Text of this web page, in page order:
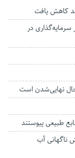
پیگیر سرمایه‌گذاری در
نهایی‌شدن است
ناگهانی آب